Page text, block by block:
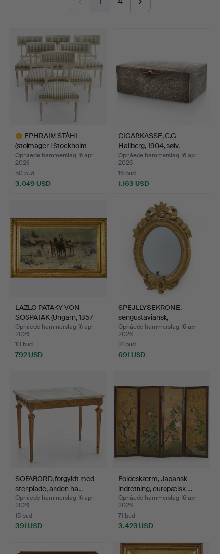
brooch, an English stilton spoon, Iwan Constantin
besides.
Welcome!
EPHRAIM STÅHL
(stolmager i Stockholm
1794-…
Opnåede hammerslag 16 apr
2026
50 bud
3.049 USD
CIGARKASSE, C.G
Hallberg, 1904, sølv.
Opnåede hammerslag 16 apr
2026
16 bud
1.163 USD
LAZLO PATAKY VON
SOSPATAK (Ungarn, 1857-
19…
Opnåede hammerslag 16 apr
2026
10 bud
792 USD
SPEJLLYSEKRONE,
sengustaviansk,
slutningen…
Opnåede hammerslag 16 apr
2026
31 bud
691 USD
SOFABORD, forgyldt med
stenplade, anden ha…
Opnåede hammerslag 16 apr
2026
15 bud
391 USD
Foldeskærm, Japansk
indretning, europæisk …
Opnåede hammerslag 16 apr
2026
71 bud
3.423 USD